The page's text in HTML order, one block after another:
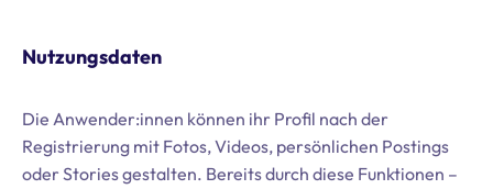
Nutzungsdaten
Die Anwender:innen können ihr Profil nach der
Registrierung mit Fotos, Videos, persönlichen Postings
oder Stories gestalten. Bereits durch diese Funktionen –